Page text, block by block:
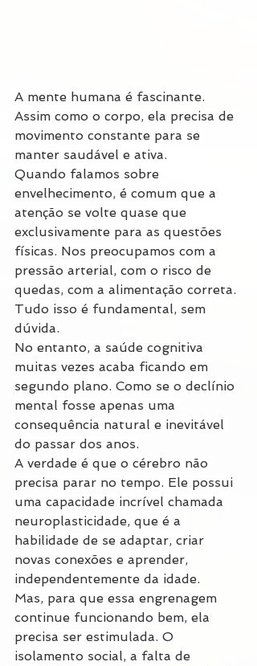
A mente humana é fascinante.
Assim como o corpo, ela precisa de
movimento constante para se
manter saudável e ativa.
Quando falamos sobre
envelhecimento, é comum que a
atenção se volte quase que
exclusivamente para as questões
físicas. Nos preocupamos com a
pressão arterial, com o risco de
quedas, com a alimentação correta.
Tudo isso é fundamental, sem
dúvida.
No entanto, a saúde cognitiva
muitas vezes acaba ficando em
segundo plano. Como se o declínio
mental fosse apenas uma
consequência natural e inevitável
do passar dos anos.
A verdade é que o cérebro não
precisa parar no tempo. Ele possui
uma capacidade incrível chamada
neuroplasticidade, que é a
habilidade de se adaptar, criar
novas conexões e aprender,
independentemente da idade.
Mas, para que essa engrenagem
continue funcionando bem, ela
precisa ser estimulada. O
isolamento social, a falta de